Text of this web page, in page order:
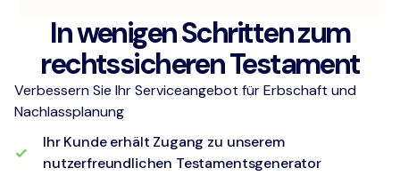
In wenigen Schritten zum
rechtssicheren Testament
Verbessern Sie Ihr Serviceangebot für Erbschaft und
Nachlassplanung
Ihr Kunde erhält Zugang zu unserem
nutzerfreundlichen Testamentsgenerator